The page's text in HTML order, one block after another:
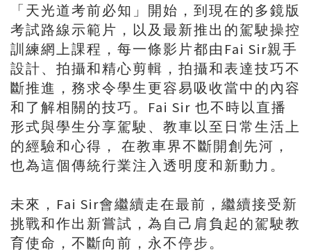
「天光道考前必知」開始，到現在的多鏡版
考試路線示範片，以及最新推出的駕駛操控
訓練網上課程，每一條影片都由Fai Sir親手
設計、拍攝和精心剪輯，拍攝和表達技巧不
斷推進，務求令學生更容易吸收當中的內容
和了解相關的技巧。Fai Sir 也不時以直播
形式與學生分享駕駛、教車以至日常生活上
的經驗和心得， 在教車界不斷開創先河，
也為這個傳統行業注入透明度和新動力。
未來，Fai Sir會繼續走在最前，繼續接受新
挑戰和作出新嘗試，為自己肩負起的駕駛教
育使命，不斷向前，永不停步。